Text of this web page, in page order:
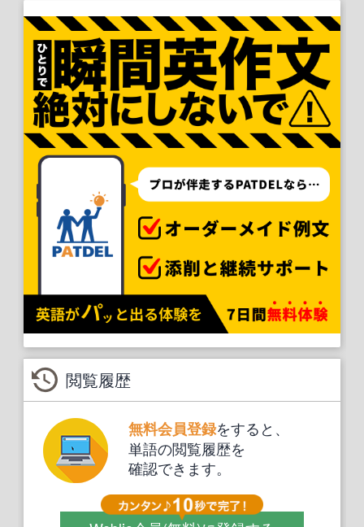
閲覧履歴
無料会員登録をすると、
単語の閲覧履歴を
確認できます。